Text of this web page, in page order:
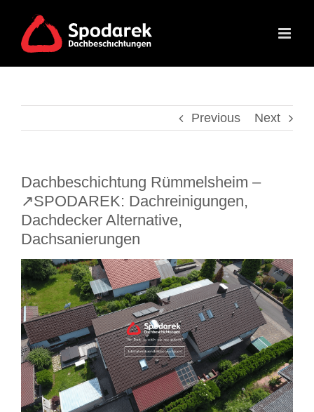
content
Previous Next
Dachbeschichtung Rümmelsheim –
↗️SPODAREK: Dachreinigungen,
Dachdecker Alternative,
Dachsanierungen